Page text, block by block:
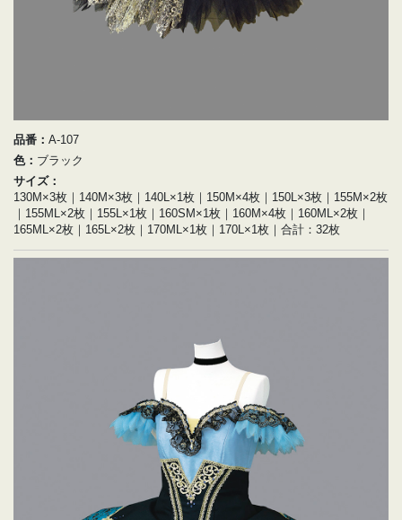
品番： A-107
色： ブラック
サイズ：
130M×3枚｜140M×3枚｜140L×1枚｜150M×4枚｜150L×3枚｜155M×2枚
｜155ML×2枚｜155L×1枚｜160SM×1枚｜160M×4枚｜160ML×2枚｜
165ML×2枚｜165L×2枚｜170ML×1枚｜170L×1枚｜合計：32枚